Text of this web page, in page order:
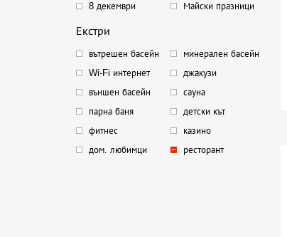
8 декември
Майски празници
Екстри
вътрешен басейн
минерален басейн
Wi-Fi интернет
джакузи
външен басейн
сауна
парна баня
детски кът
фитнес
казино
дом. любимци
ресторант